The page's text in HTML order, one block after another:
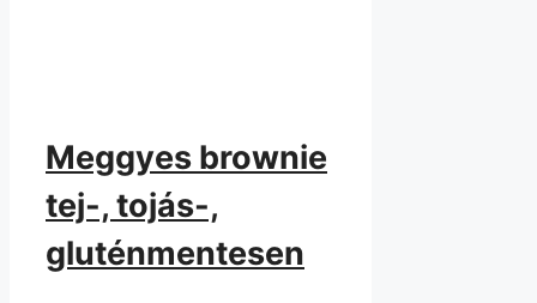
Meggyes brownie
tej-, tojás-,
gluténmentesen